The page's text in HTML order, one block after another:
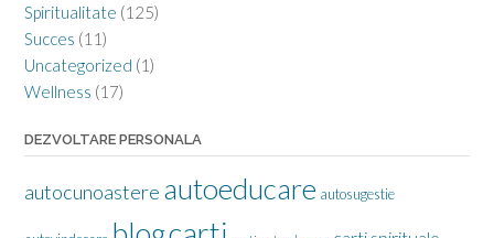
Spiritualitate (125)
Succes (11)
Uncategorized (1)
Wellness (17)
DEZVOLTARE PERSONALA
autocunoastere autoeducare autosugestie